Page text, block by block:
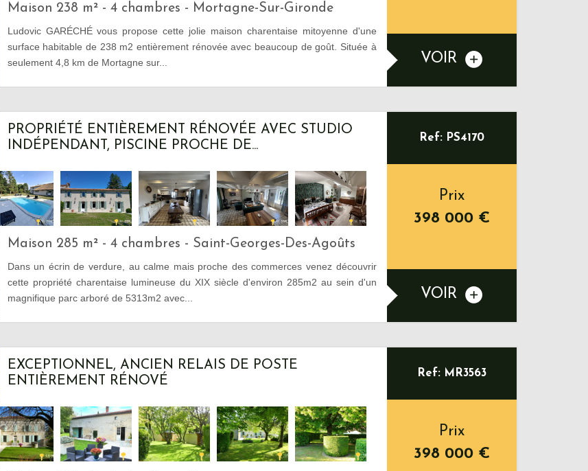
Maison 238 m² - 4 chambres - Mortagne-Sur-Gironde
Ludovic GARÉCHÉ vous propose cette jolie maison charentaise mitoyenne d'une
surface habitable de 238 m2 entièrement rénovée avec beaucoup de goût. Située à
seulement 4,8 km de Mortagne sur...
VOIR
PROPRIÉTÉ ENTIÈREMENT RÉNOVÉE AVEC STUDIO
INDÉPENDANT, PISCINE PROCHE DE...
Maison 285 m² - 4 chambres - Saint-Georges-Des-Agoûts
Dans un écrin de verdure, au calme mais proche des commerces venez découvrir
cette propriété charentaise lumineuse du XIX siècle d'environ 285m2 au sein d'un
magnifique parc arboré de 5313m2 avec...
Ref: PS4170
Prix
398 000 €
VOIR
EXCEPTIONNEL, ANCIEN RELAIS DE POSTE
ENTIÈREMENT RÉNOVÉ
Ref: MR3563
Prix
398 000 €